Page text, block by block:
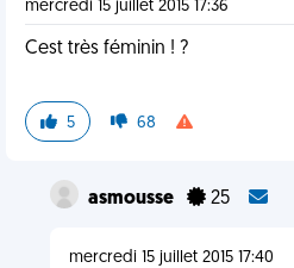
mercredi 15 juillet 2015 17:36
Cest très féminin ! ?
5 68
asmousse 25
mercredi 15 juillet 2015 17:40